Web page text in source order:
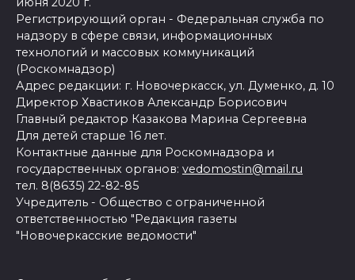
Регистрирующий орган - Федеральная служба по
надзору в сфере связи, информационных
технологий и массовых коммуникаций
(Роскомнадзор)
Адрес редакции: г. Новочеркасск, ул. Думенко, д. 10
Директор Хвастиков Александр Борисович
Главный редактор Казакова Марина Сергеевна
Для детей старше 16 лет.
Контактные данные для Роскомнадзора и
государственных органов: vedomostin@mail.ru
тел. 8(8635) 22-82-85
Учредитель - Общество с ограниченной
ответственностью "Редакция газеты
"Новочеркасские ведомости"